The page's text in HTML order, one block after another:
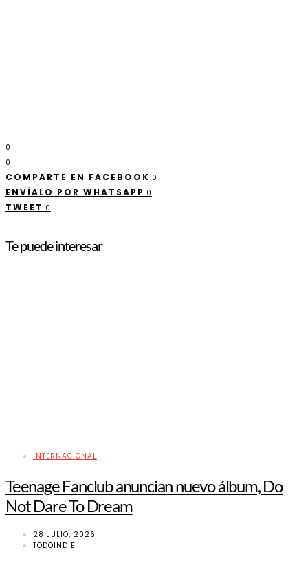
0
0
COMPARTE EN FACEBOOK 0
ENVÍALO POR WHATSAPP 0
TWEET 0
Te puede interesar
INTERNACIONAL
Teenage Fanclub anuncian nuevo álbum, Do
Not Dare To Dream
28 JULIO, 2026
TODOINDIE